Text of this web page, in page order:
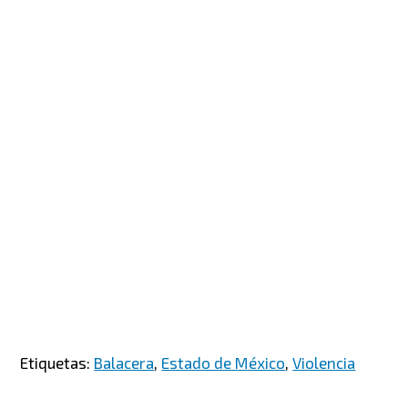
Etiquetas: Balacera, Estado de México,Violencia